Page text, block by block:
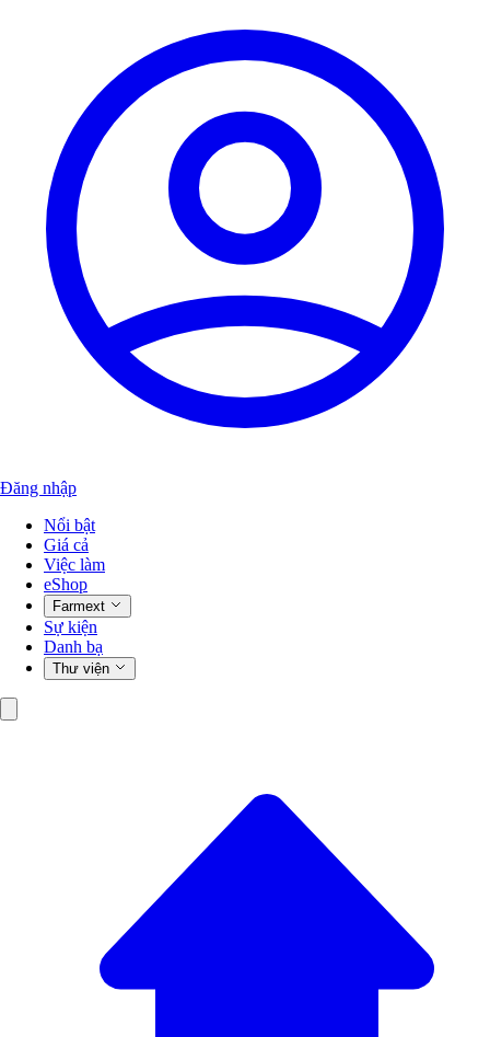
Đăng nhập
Nổi bật
Giá cả
Việc làm
eShop
Farmext
Sự kiện
Danh bạ
Thư viện